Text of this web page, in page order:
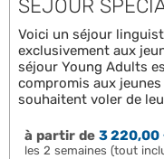
SÉJOUR
Voici un séjour
exclusivement aux
séjour Young Adults
compromis aux
souhaitent voler de
à partir de3 220,00
les 2 semaines (tout